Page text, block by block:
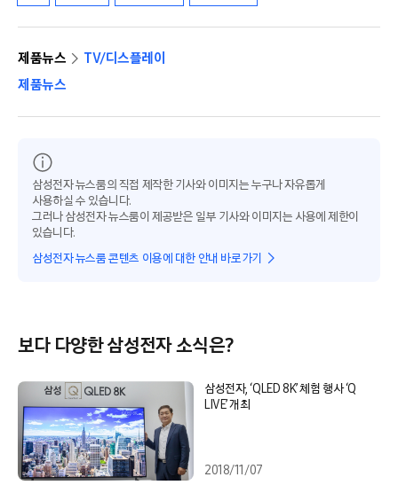
제품뉴스
TV/디스플레이
제품뉴스
삼성전자 뉴스룸의 직접 제작한 기사와 이미지는 누구나 자유롭게
사용하실 수 있습니다.
그러나 삼성전자 뉴스룸이 제공받은 일부 기사와 이미지는 사용에 제한이
있습니다.
삼성전자 뉴스룸 콘텐츠 이용에 대한 안내 바로가기
보다 다양한 삼성전자 소식은?
삼성전자, ‘QLED 8K’ 체험 행사 ‘Q
LIVE’ 개최
2018/11/07